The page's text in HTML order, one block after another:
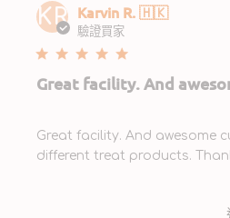
KR Karvin R. 🇭🇰
驗證買家
Great facility. And
Great facility. And awesome
different treat products.